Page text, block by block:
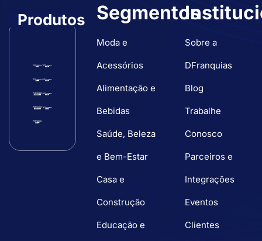
Segmentos
Moda e
Acessórios
Alimentação e
Bebidas
Saúde, Beleza
e Bem-Estar
Casa e
Construção
Educação e
Produtos
Sobre a
DFranquias
Blog
Trabalhe
Conosco
Parceiros e
Integrações
Eventos
Clientes